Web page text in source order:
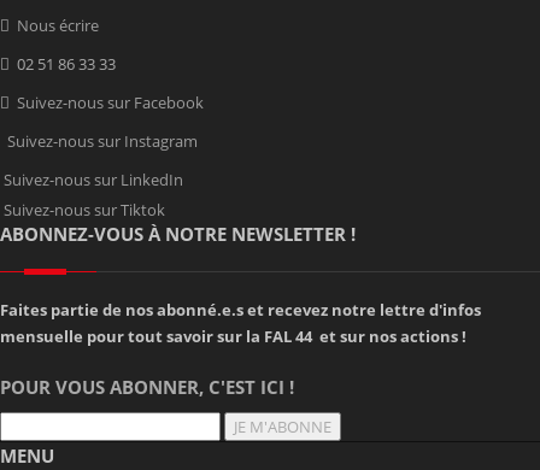
Nous écrire
02 51 86 33 33
Suivez-nous sur Facebook
Suivez-nous sur Instagram
Suivez-nous sur LinkedIn
Suivez-nous sur Tiktok
ABONNEZ-VOUS À NOTRE NEWSLETTER !
Faites partie de nos abonné.e.s et recevez notre lettre d'infos
mensuelle pour tout savoir sur la FAL 44 et sur nos actions !
POUR VOUS ABONNER, C'EST ICI !
JE M'ABONNE
MENU